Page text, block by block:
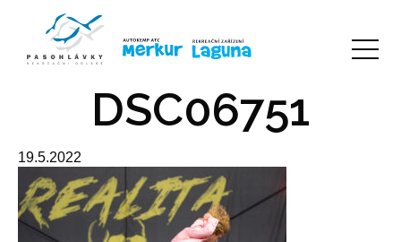
DSC06751
19.5.2022